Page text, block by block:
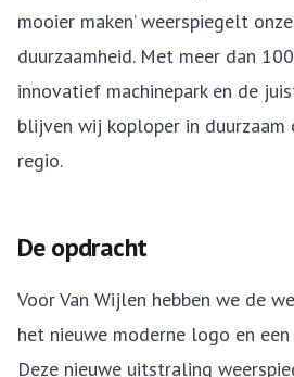
mooier maken’ weerspiegelt
duurzaamheid. Met meer dan
innovatief machinepark en de
blijven wij koploper in duurzaam
regio.
De opdracht
Voor Van Wijlen hebben we de
het nieuwe moderne logo en
Deze nieuwe uitstraling